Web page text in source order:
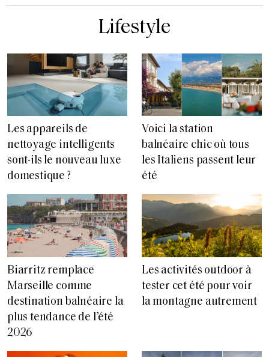
Lifestyle
Les appareils de
nettoyage intelligents
sont-ils le nouveau luxe
domestique ?
Voici la station
balnéaire chic où tous
les Italiens passent leur
été
Biarritz remplace
Marseille comme
destination balnéaire la
plus tendance de l’été
2026
Les activités outdoor à
tester cet été pour voir
la montagne autrement